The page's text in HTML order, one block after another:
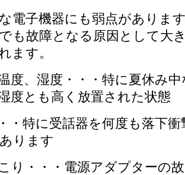
電子機器にも弱点がありま
も故障となる原因として大
ます。
度、湿度・・・特に夏休み
度とも高く放置された状態
・特に受話器を何度も落下
ります
り・・・電源アダプターの